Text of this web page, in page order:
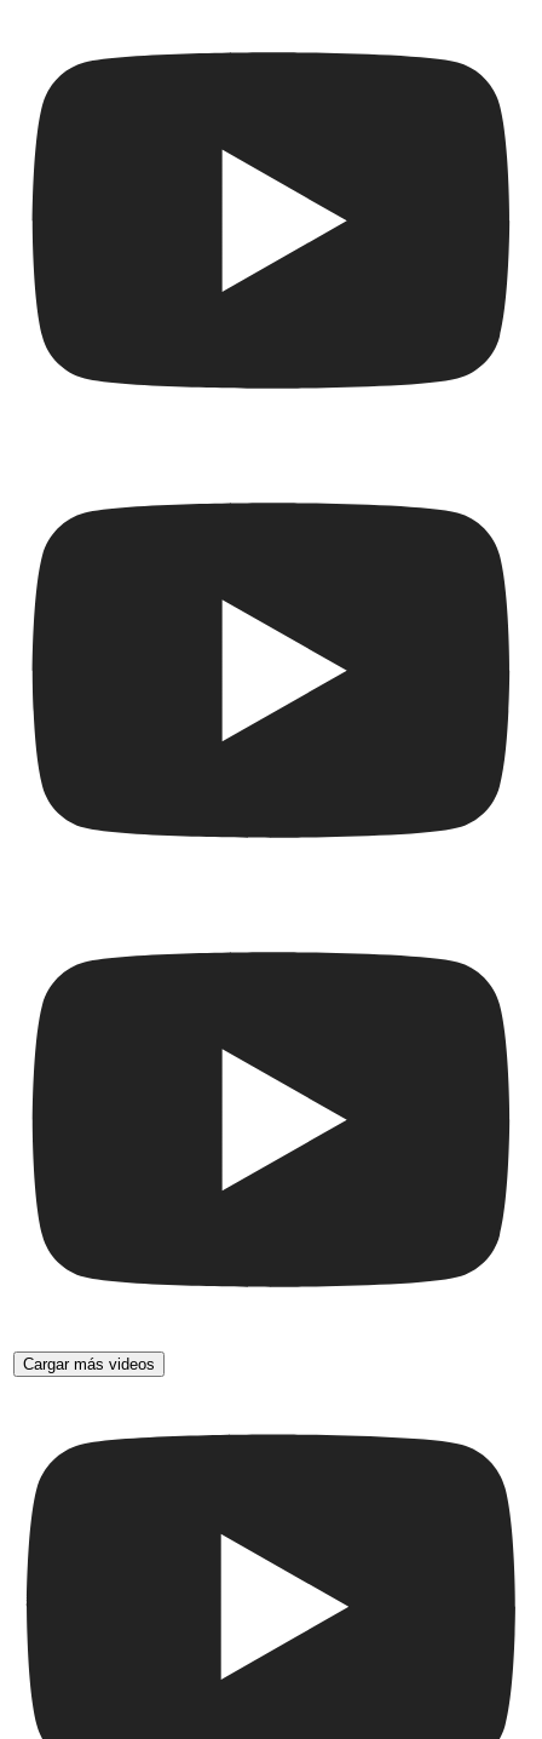
Cargar más videos